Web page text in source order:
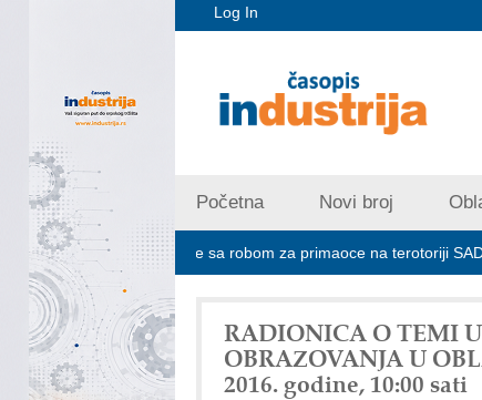
Log In
Početna Novi broj
ne prima pošiljke sa robom za primaoce na terotoriji SAD
RADIONICA O TEMI
OBRAZOVANJA U
2016. godine, 10:00 sati